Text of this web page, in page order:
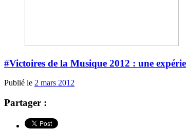
#Victoires de la Musique 2012 : une
Publié le 2 mars 2012
Partager :